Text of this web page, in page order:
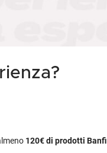
120€di prodotti Banfi